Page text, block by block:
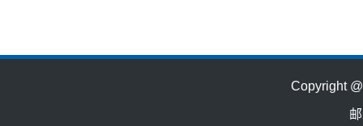
Copyright